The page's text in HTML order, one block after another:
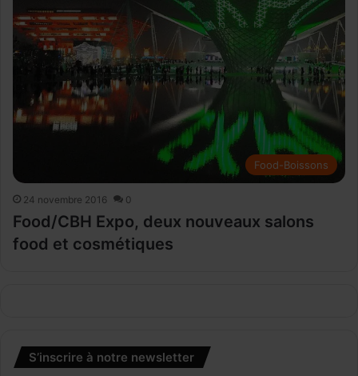
Food-Boissons
24 novembre 2016 0
Food/CBH Expo, deux nouveaux salons
food et cosmétiques
S’inscrire à notre newsletter